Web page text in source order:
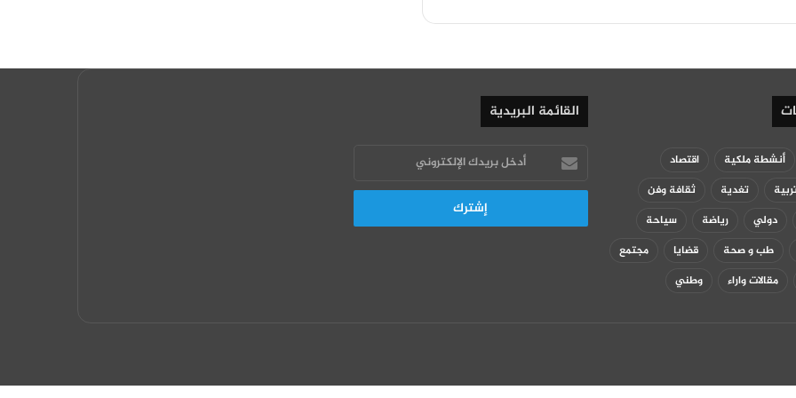
أنشطة ملكية
اقتصاد
تغدية
ثقافة وفن
دولي رياضة
سياحة
طب و صحة قضايا
مجتمع
مقالات واراء وطني
القائمة البريدية
أدخل
بريدك
الإلكتروني